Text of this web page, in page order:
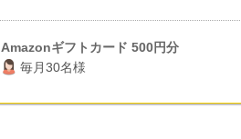
Amazonギフトカード 500円分
毎月30名様